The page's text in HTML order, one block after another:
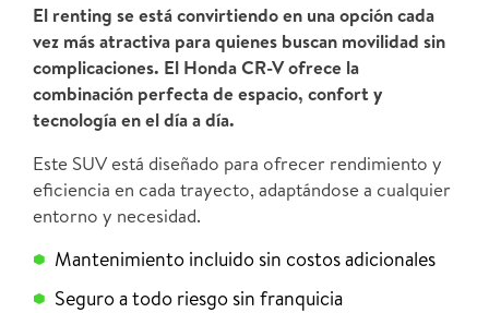
El renting se está convirtiendo en una opción cada
vez más atractiva para quienes buscan movilidad sin
complicaciones. El Honda CR-V ofrece la
combinación perfecta de espacio, confort y
tecnología en el día a día.
Este SUV está diseñado para ofrecer rendimiento y
eficiencia en cada trayecto, adaptándose a cualquier
entorno y necesidad.
Mantenimiento incluido sin costos adicionales
Seguro a todo riesgo sin franquicia